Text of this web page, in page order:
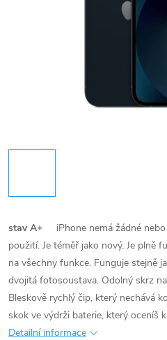
stav A+ iPhone nemá žádné
použití. Je téměř jako nový. Je plně
na všechny funkce. Funguje stejně
dvojitá fotosoustava. Odolný skrz
Bleskově rychlý čip, který nechává
skok ve výdrži baterie, který oceníš
Detailní informace